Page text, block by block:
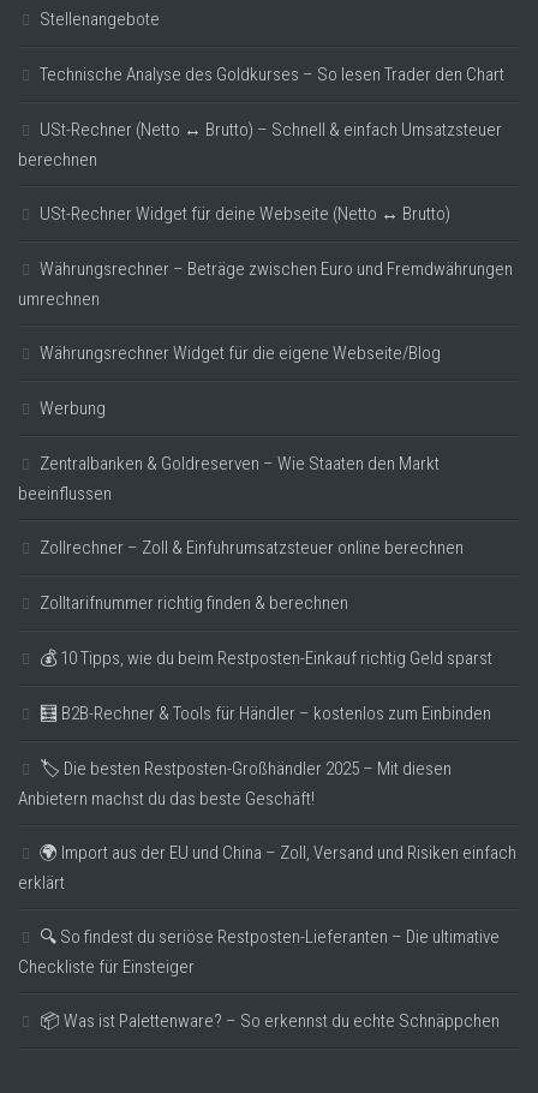
Stellenangebote
Technische Analyse des Goldkurses – So lesen Trader den Chart
USt-Rechner (Netto ↔ Brutto) – Schnell & einfach Umsatzsteuer
berechnen
USt-Rechner Widget für deine Webseite (Netto ↔ Brutto)
Währungsrechner – Beträge zwischen Euro und Fremdwährungen
umrechnen
Währungsrechner Widget für die eigene Webseite/Blog
Werbung
Zentralbanken & Goldreserven – Wie Staaten den Markt
beeinflussen
Zollrechner – Zoll & Einfuhrumsatzsteuer online berechnen
Zolltarifnummer richtig finden & berechnen
💰 10 Tipps, wie du beim Restposten-Einkauf richtig Geld sparst
🧮 B2B-Rechner & Tools für Händler – kostenlos zum Einbinden
🏷️ Die besten Restposten-Großhändler 2025 – Mit diesen
Anbietern machst du das beste Geschäft!
🌍 Import aus der EU und China – Zoll, Versand und Risiken einfach
erklärt
🔍 So findest du seriöse Restposten-Lieferanten – Die ultimative
Checkliste für Einsteiger
📦 Was ist Palettenware? – So erkennst du echte Schnäppchen